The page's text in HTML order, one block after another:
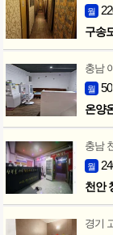
월
구송
충남
월 50
온양
충남
월
천안
경기